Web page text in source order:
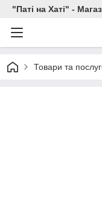
"Паті на Хаті" -
Товари та